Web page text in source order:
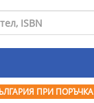
ПРИ ПОРЪЧКА